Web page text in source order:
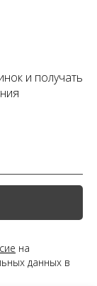
и получать
на
данных в